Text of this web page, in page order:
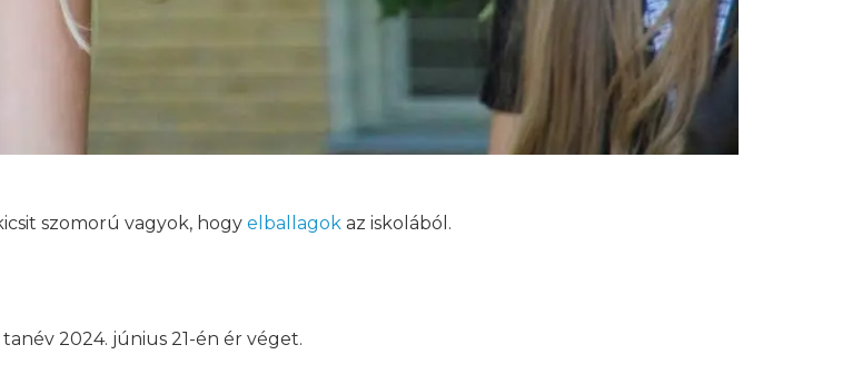
szomorú vagyok, hogy elballagok az iskolából.
2024. június 21-én ér véget.